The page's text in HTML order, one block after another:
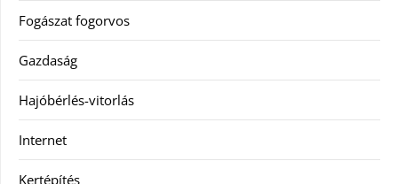
Fogászat fogorvos
Gazdaság
Hajóbérlés-vitorlás
Internet
Kertépítés